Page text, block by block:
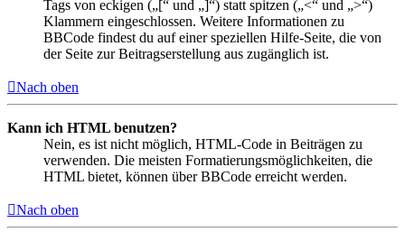
Tags von eckigen („[“ und „]“) statt spitzen („<“ und „>“)
Klammern eingeschlossen. Weitere Informationen zu
BBCode findest du auf einer speziellen Hilfe-Seite, die von
der Seite zur Beitragserstellung aus zugänglich ist.
Nach oben
Kann ich HTML benutzen?
Nein, es ist nicht möglich, HTML-Code in Beiträgen zu
verwenden. Die meisten Formatierungsmöglichkeiten, die
HTML bietet, können über BBCode erreicht werden.
Nach oben